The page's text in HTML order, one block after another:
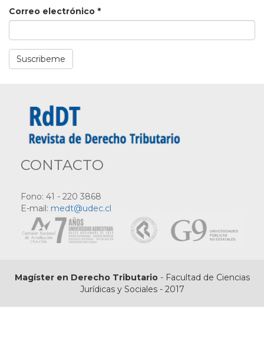
Correo electrónico *
Suscribeme
CONTACTO
Fono: 41 - 220 3868
E-mail: medt@udec.cl
Magíster en Derecho Tributario - Facultad de Ciencias
Jurídicas y Sociales - 2017